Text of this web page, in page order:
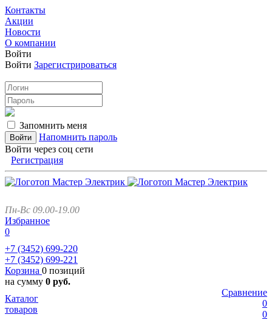
Контакты
Акции
Новости
О компании
Войти
Войти Зарегистрироваться
Запомнить меня
Напомнить пароль
Войти через соц сети
Регистрация
Пн-Вс 09.00-19.00
Избранное
0
+7 (3452) 699-220
+7 (3452) 699-221
Корзина 0 позиций
на сумму 0 руб.
Сравнение
0
0
Каталог
товаров